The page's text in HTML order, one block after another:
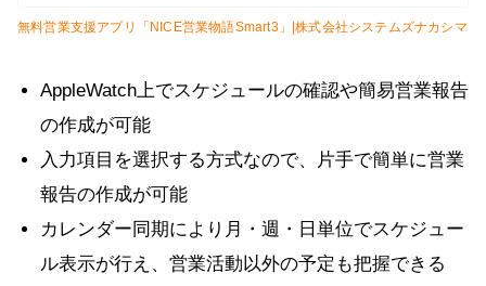
無料営業支援アプリ「NICE営業物語Smart3」|株式会社システムズナカシマ
AppleWatch上でスケジュールの確認や簡易営業報告
の作成が可能
入力項目を選択する方式なので、片手で簡単に営業
報告の作成が可能
カレンダー同期により月・週・日単位でスケジュー
ル表示が行え、営業活動以外の予定も把握できる